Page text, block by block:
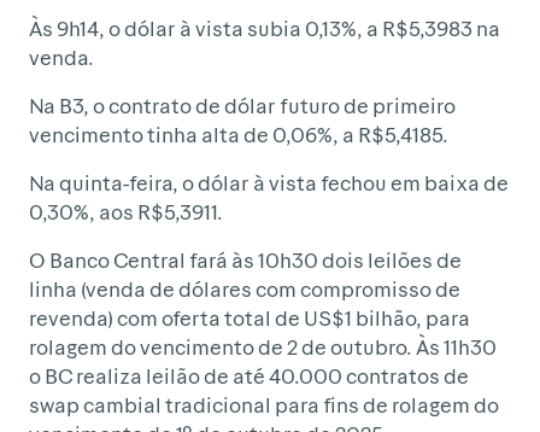
Às 9h14, o dólar à vista subia 0,13%, a R$5,3983 na
venda.
Na B3, o contrato de dólar futuro de primeiro
vencimento tinha alta de 0,06%, a R$5,4185.
Na quinta-feira, o dólar à vista fechou em baixa de
0,30%, aos R$5,3911.
O Banco Central fará às 10h30 dois leilões de
linha (venda de dólares com compromisso de
revenda) com oferta total de US$1 bilhão, para
rolagem do vencimento de 2 de outubro. Às 11h30
o BC realiza leilão de até 40.000 contratos de
swap cambial tradicional para fins de rolagem do